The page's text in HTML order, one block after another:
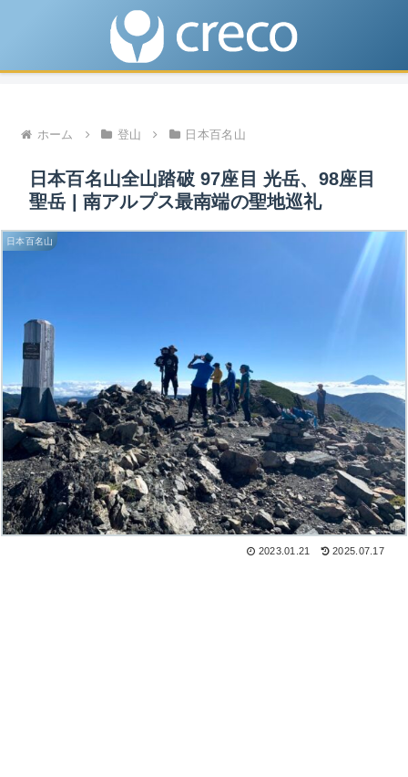
ホーム 登山 日本百名山
日本百名山全山踏破 97座目 光岳、98座目
聖岳 | 南アルプス最南端の聖地巡礼
日本百名山
2023.01.21 2025.07.17